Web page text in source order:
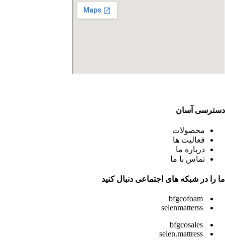
دسترسی آسان
محصولات
فعالیت ها
درباره ما
تماس با ما
ما را در شبکه های اجتماعی دنبال کنید
bfgcofoam
selenmatterss
bfgcosales
selen.mattress